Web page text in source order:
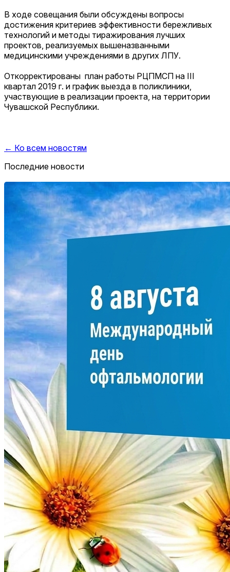
В ходе совещания были обсуждены вопросы
достижения критериев эффективности бережливых
технологий и методы тиражирования лучших
проектов, реализуемых вышеназванными
медицинскими учреждениями в других ЛПУ.
Откорректированы план работы РЦПМСП на III
квартал 2019 г. и график выезда в поликлиники,
участвующие в реализации проекта, на территории
Чувашской Республики.
← Ко всем новостям
Последние новости